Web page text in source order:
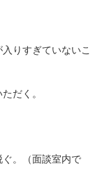
りすぎていないこ
だく。
ぐ。（面談室内で